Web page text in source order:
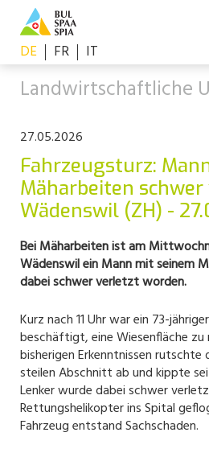
DE FR IT
Landwirtschaftliche
27.05.2026
Fahrzeugsturz:
Mäharbeiten
Wädenswil (ZH) -
Bei Mäharbeiten ist am
Wädenswil ein Mann mit seinem
dabei schwer verletzt worden.
Kurz nach 11 Uhr war ein 73-
beschäftigt, eine Wiesenfläche zu
bisherigen Erkenntnissen
steilen Abschnitt ab und kippte
Lenker wurde dabei schwer
Rettungshelikopter ins Spital
Fahrzeug entstand Sachschaden.